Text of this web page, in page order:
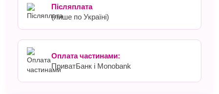
Післяплата
(лише по Україні)
Оплата частинами:
ПриватБанк і Monobank